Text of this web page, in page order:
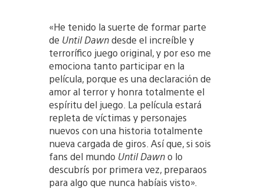
«He tenido la suerte de formar parte
de Until Dawndesde el increíble y
terrorífico juego original, y por eso me
emociona tanto participar en la
película, porque es una declaración de
amor al terror y honra totalmente el
espíritu del juego. La película estará
repleta de víctimas y personajes
nuevos con una historia totalmente
nueva cargada de giros. Así que, si sois
fans del mundo Until Dawno lo
descubrís por primera vez, preparaos
para algo que nunca habíais visto».